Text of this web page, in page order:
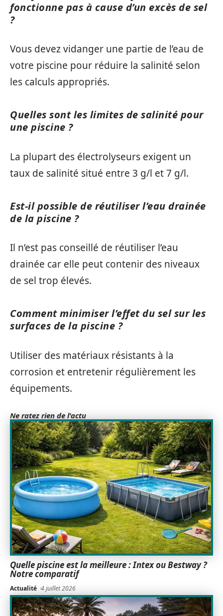
fonctionne pas à cause d’un excès de sel
?
Vous devez vidanger une partie de l’eau de
votre piscine pour réduire la salinité selon
les calculs appropriés.
Quelles sont les limites de salinité pour
une piscine ?
La plupart des électrolyseurs exigent un
taux de salinité situé entre 3 g/l et 7 g/l.
Est-il possible de réutiliser l’eau drainée
de la piscine ?
Il n’est pas conseillé de réutiliser l’eau
drainée car elle peut contenir des niveaux
de sel trop élevés.
Comment minimiser l’effet du sel sur les
surfaces de la piscine ?
Utiliser des matériaux résistants à la
corrosion et entretenir régulièrement les
équipements.
Ne ratez rien de l'actu
Quelle piscine est la meilleure : Intex ou Bestway ?
Notre comparatif
Actualité 4 juillet 2026